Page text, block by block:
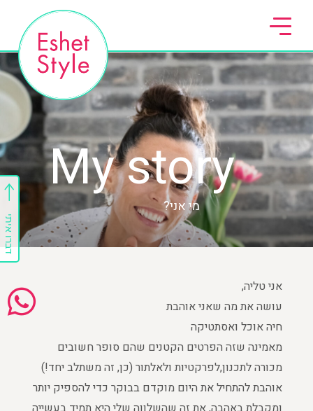
My story
מי אני?
אני טליה,
עושה את מה שאני אוהבת
חיה אוכל ואסתטיקה
מאמינה שזה הפרטים הקטנים שהם סופר חשובים
מכורה לתכנון,לפרקטיות ולאלתור (כן, זה משתלב יחד!)
אוהבת להתחיל את היום מוקדם בבוקר כדי להספיק יותר
דברו איתי